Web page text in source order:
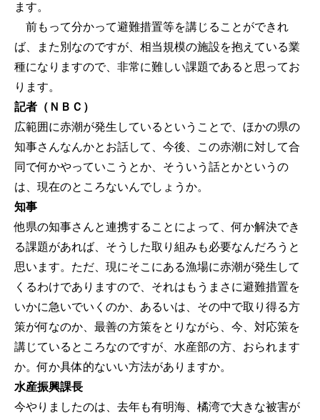
ます。
前もって分かって避難措置等を講じることができれ
ば、また別なのですが、相当規模の施設を抱えている業
種になりますので、非常に難しい課題であると思ってお
ります。
記者（ＮＢＣ）
広範囲に赤潮が発生しているということで、ほかの県の
知事さんなんかとお話して、今後、この赤潮に対して合
同で何かやっていこうとか、そういう話とかというの
は、現在のところないんでしょうか。
知事
他県の知事さんと連携することによって、何か解決でき
る課題があれば、そうした取り組みも必要なんだろうと
思います。ただ、現にそこにある漁場に赤潮が発生して
くるわけでありますので、それはもうまさに避難措置を
いかに急いでいくのか、あるいは、その中で取り得る方
策が何なのか、最善の方策をとりながら、今、対応策を
講じているところなのですが、水産部の方、おられます
か。何か具体的ないい方法がありますか。
水産振興課長
今やりましたのは、去年も有明海、橘湾で大きな被害が